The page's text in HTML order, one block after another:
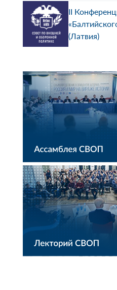
II
(Латвия)